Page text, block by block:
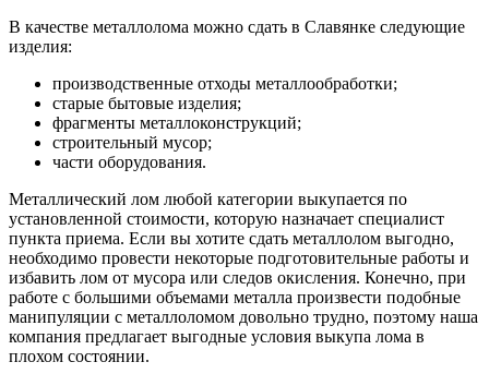
В качестве металлолома можно сдать в Славянке следующие
изделия:
производственные отходы металлообработки;
старые бытовые изделия;
фрагменты металлоконструкций;
строительный мусор;
части оборудования.
Металлический лом любой категории выкупается по
установленной стоимости, которую назначает специалист
пункта приема. Если вы хотите сдать металлолом выгодно,
необходимо провести некоторые подготовительные работы и
избавить лом от мусора или следов окисления. Конечно, при
работе с большими объемами металла произвести подобные
манипуляции с металлоломом довольно трудно, поэтому наша
компания предлагает выгодные условия выкупа лома в
плохом состоянии.